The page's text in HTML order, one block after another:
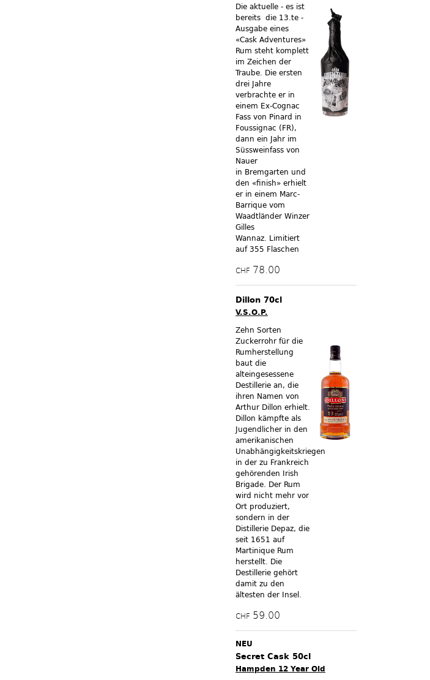
Die aktuelle - es ist
bereits die 13.te -
Ausgabe eines
«Cask Adventures»
Rum steht komplett
im Zeichen der
Traube. Die ersten
drei Jahre
verbrachte er in
einem Ex-Cognac
Fass von Pinard in
Foussignac (FR),
dann ein Jahr im
Süssweinfass von
Nauer
in Bremgarten und
den «finish» erhielt
er in einem Marc-
Barrique vom
Waadtländer Winzer
Gilles
Wannaz. Limitiert
auf 355 Flaschen
CHF 78.00
Dillon 70cl
V.S.O.P.
Zehn Sorten
Zuckerrohr für die
Rumherstellung
baut die
alteingesessene
Destillerie an, die
ihren Namen von
Arthur Dillon erhielt.
Dillon kämpfte als
Jugendlicher in den
amerikanischen
Unabhängigkeitskriegen
in der zu Frankreich
gehörenden Irish
Brigade. Der Rum
wird nicht mehr vor
Ort produziert,
sondern in der
Distillerie Depaz, die
seit 1651 auf
Martinique Rum
herstellt. Die
Destillerie gehört
damit zu den
ältesten der Insel.
CHF 59.00
NEU
Secret Cask 50cl
Hampden 12 Year Old